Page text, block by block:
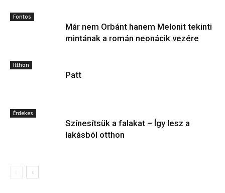
Fontos
Már nem Orbánt hanem Melonit tekinti
mintának a román neonácik vezére
Itthon
Patt
Érdekes
Színesítsük a falakat – Így lesz a
lakásból otthon